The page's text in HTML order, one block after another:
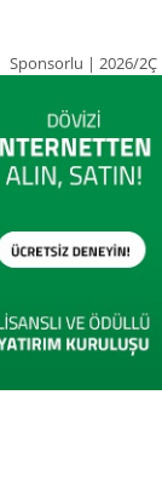
Sponsorlu | 2026/2Ç